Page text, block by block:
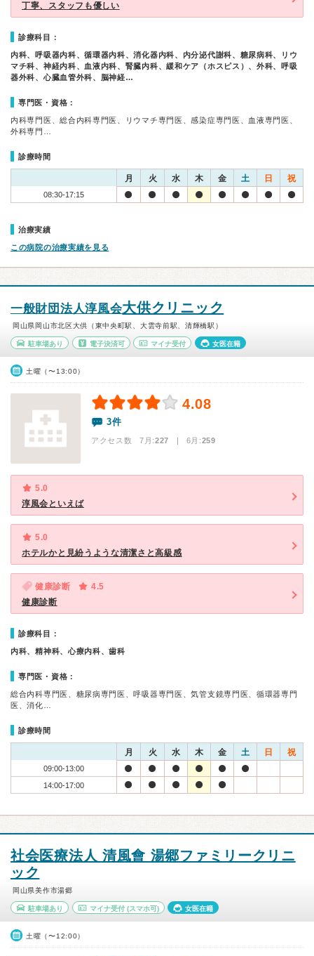
丁寧、スタッフも優しい
診療科目：
内科、呼吸器内科、循環器内科、消化器内科、内分泌代謝科、糖尿病科、リウ
マチ科、神経内科、血液内科、腎臓内科、緩和ケア（ホスピス）、外科、呼吸
器外科、心臓血管外科、脳神経…
専門医・資格：
内科専門医、総合内科専門医、リウマチ専門医、感染症専門医、血液専門医、
外科専門…
診療時間
月 火 水 木 金 土 日 祝
08:30-17:15
治療実績
この病院の治療実績を見る
一般財団法人淳風会大供クリニック
岡山県岡山市北区大供（東中央町駅、大雲寺前駅、清輝橋駅）
駐車場あり 電子決済可 マイナ受付 女医在籍
土曜（〜13:00）
4.08
3件
アクセス数 7月:227 | 6月:259
5.0
淳風会といえば
5.0
ホテルかと見紛うような清潔さと高級感
健康診断
4.5
健康診断
診療科目：
内科、精神科、心療内科、歯科
専門医・資格：
総合内科専門医、糖尿病専門医、呼吸器専門医、気管支鏡専門医、循環器専門
医、消化…
診療時間
月 火 水 木 金 土 日 祝
09:00-13:00
14:00-17:00
社会医療法人 清風會 湯郷ファミリークリニ
ック
岡山県美作市湯郷
駐車場あり マイナ受付(スマホ可) 女医在籍
土曜（〜12:00）